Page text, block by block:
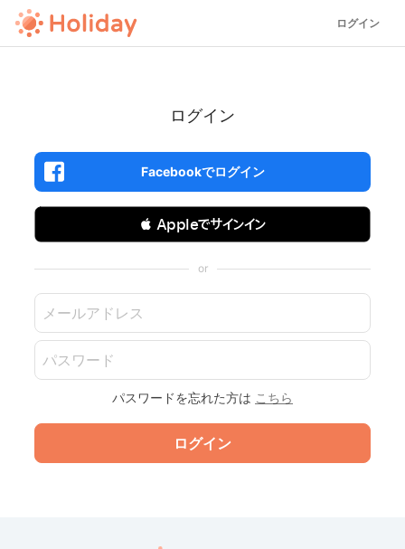
ログイン
ログイン
Facebookでログイン
 Appleでサインイン
or
パスワードを忘れた方は こちら